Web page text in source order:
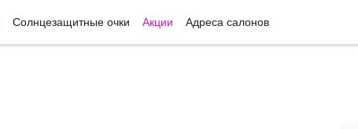
Солнцезащитные очки Акции Адреса салонов